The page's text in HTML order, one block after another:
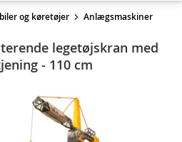
og køretøjer Anlægsmaskiner
legetøjskran med
- 110 cm